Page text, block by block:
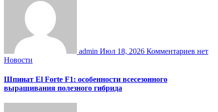
admin Июл 18, 2026 Комментариев нет
Новости
Шпинат El Forte F1: особенности всесезонного
выращивания полезного гибрида